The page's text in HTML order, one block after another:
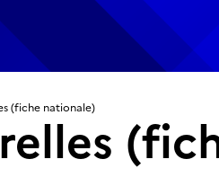
(fiche nationale)